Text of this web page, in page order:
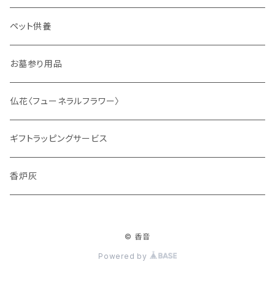
ディフューザー
サシェ
ペット供養
お墓参り用品
仏花〈フューネラルフラワー〉
ギフトラッピングサービス
香炉灰
© 香音
Powered by